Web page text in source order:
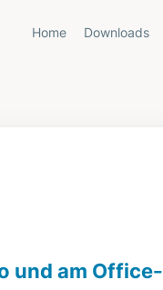
Home Downloads
und am Office-